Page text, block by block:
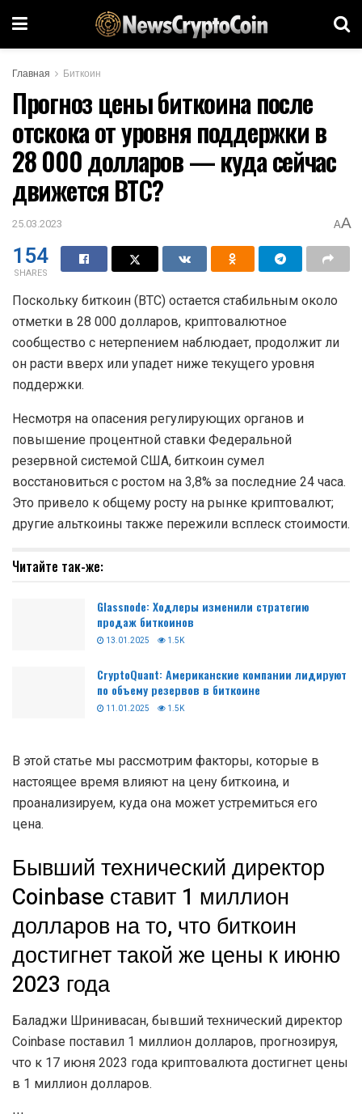
Главная Биткоин
Прогноз цены биткоина после
отскока от уровня поддержки в
28 000 долларов — куда сейчас
движется BTC?
25.03.2023 AA
154
SHARES
Поскольку биткоин (BTC) остается стабильным около
отметки в 28 000 долларов, криптовалютное
сообщество с нетерпением наблюдает, продолжит ли
он расти вверх или упадет ниже текущего уровня
поддержки.
Несмотря на опасения регулирующих органов и
повышение процентной ставки Федеральной
резервной системой США, биткоин сумел
восстановиться с ростом на 3,8% за последние 24 часа.
Это привело к общему росту на рынке криптовалют;
другие альткоины также пережили всплеск стоимости.
Читайте так-же:
Glassnode: Ходлеры изменили стратегию
продаж биткоинов
13.01.2025 1.5K
CryptoQuant: Американские компании лидируют
по объему резервов в биткоине
11.01.2025 1.5K
В этой статье мы рассмотрим факторы, которые в
настоящее время влияют на цену биткоина, и
проанализируем, куда она может устремиться его
цена.
Бывший технический директор
Coinbase ставит 1 миллион
долларов на то, что биткоин
достигнет такой же цены к июню
2023 года
Баладжи Шринивасан, бывший технический директор
Coinbase поставил 1 миллион долларов, прогнозируя,
что к 17 июня 2023 года криптовалюта достигнет цены
в 1 миллион долларов.